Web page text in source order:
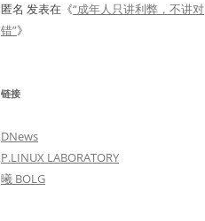
匿名 发表在《“成年人只讲利弊，不讲对
错”》
链接
DNews
P.LINUX LABORATORY
曦 BOLG